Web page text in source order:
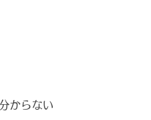
からない